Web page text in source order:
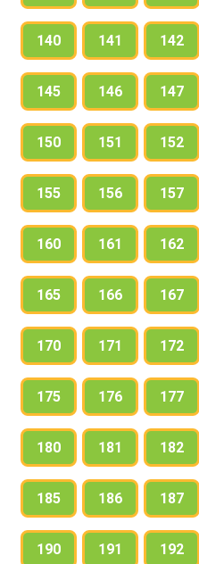
140 141 142
145 146 147
150 151 152
155 156 157
160 161 162
165 166 167
170 171 172
175 176 177
180 181 182
185 186 187
190 191 192